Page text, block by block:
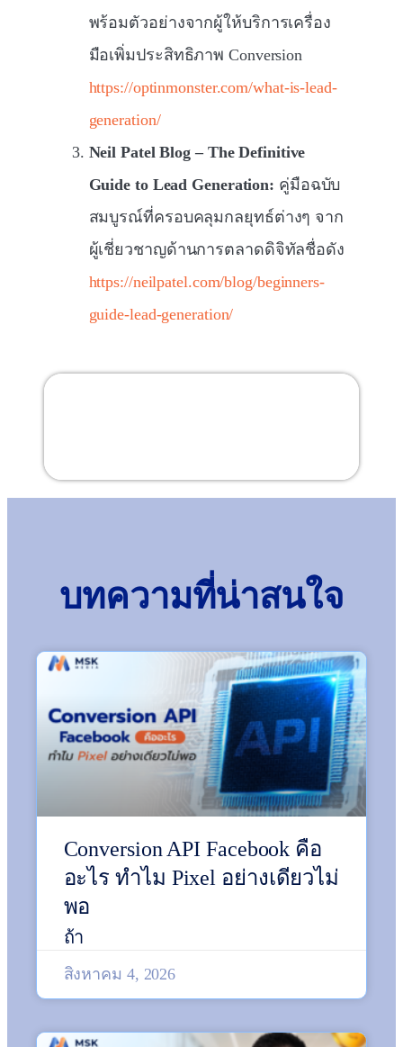
พร้อมตัวอย่างจากผู้ให้บริการเครื่อง
มือเพิ่มประสิทธิภาพ Conversion
https://optinmonster.com/what-is-lead-
generation/
Neil Patel Blog – The Definitive
Guide to Lead Generation: คู่มือฉบับ
สมบูรณ์ที่ครอบคลุมกลยุทธ์ต่างๆ จาก
ผู้เชี่ยวชาญด้านการตลาดดิจิทัลชื่อดัง
https://neilpatel.com/blog/beginners-
guide-lead-generation/
สารบัญ
บทความที่น่าสนใจ
Conversion API Facebook คือ
อะไร ทำไม Pixel อย่างเดียวไม่
พอ
ถ้า
สิงหาคม 4, 2026